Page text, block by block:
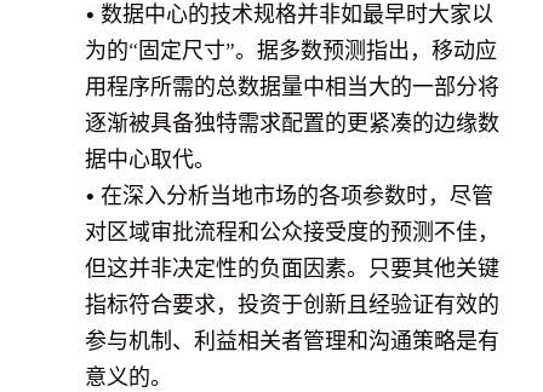
• 数据中心的技术规格并非如最早时大家以
为的“固定尺寸”。据多数预测指出，移动应
用程序所需的总数据量中相当大的一部分将
逐渐被具备独特需求配置的更紧凑的边缘数
据中心取代。
• 在深入分析当地市场的各项参数时，尽管
对区域审批流程和公众接受度的预测不佳，
但这并非决定性的负面因素。只要其他关键
指标符合要求，投资于创新且经验证有效的
参与机制、利益相关者管理和沟通策略是有
意义的。